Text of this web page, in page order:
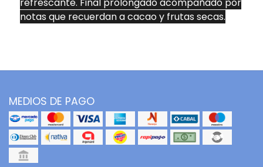
notas que recuerdan a cacao y frutas secas.
MEDIOS DE PAGO